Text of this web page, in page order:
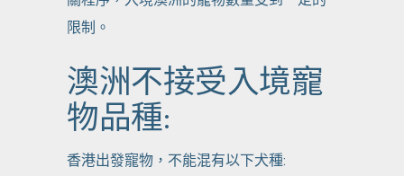
限制。
澳洲不接受入境寵
物品種:
香港出發寵物，不能混有以下犬種: